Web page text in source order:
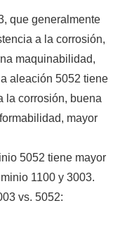
que generalmente
a la corrosión,
maquinabilidad,
aleación 5052 tiene
la corrosión, buena
mayor
5052 tiene mayor
1100 y 3003.